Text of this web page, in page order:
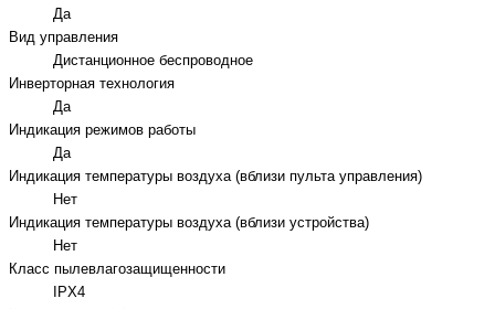
Да
Вид управления
Дистанционное беспроводное
Инверторная технология
Да
Индикация режимов работы
Да
Индикация температуры воздуха (вблизи пульта управления)
Нет
Индикация температуры воздуха (вблизи устройства)
Нет
Класс пылевлагозащищенности
IPX4